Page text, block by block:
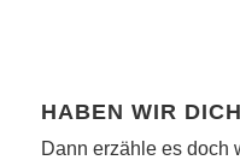
HABEN WIR
Dann erzähle es doch